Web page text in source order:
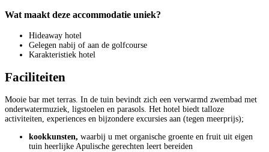
Wat maakt deze accommodatie uniek?
Hideaway hotel
Gelegen nabij of aan de golfcourse
Karakteristiek hotel
Faciliteiten
Mooie bar met terras. In de tuin bevindt zich een verwarmd zwembad met
onderwatermuziek, ligstoelen en parasols. Het hotel biedt talloze
activiteiten, experiences en bijzondere excursies aan (tegen meerprijs);
kookkunsten, waarbij u met organische groente en fruit uit eigen
tuin heerlijke Apulische gerechten leert bereiden